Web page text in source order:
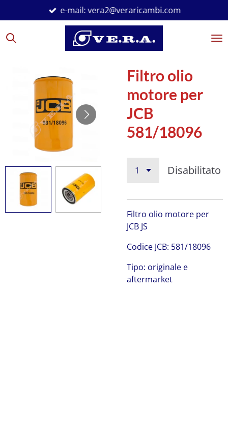
al
contenuto
e-mail: vera2@veraricambi.com
Filtro olio
motore per
JCB
581/18096
Disabilitato
Filtro olio motore per
JCB JS
Codice JCB: 581/18096
Tipo: originale e
aftermarket